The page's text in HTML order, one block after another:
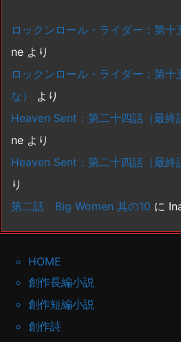
ロックンロール・ライダー：第十
ne より
ロックンロール・ライダー：第十
な）
より
Heaven Sent：第二十四話（最終
ne より
Heaven Sent：第二十四話（最終
り
第二話 Big Women 其の10 に
HOME
創作長編小説
創作短編小説
創作詩